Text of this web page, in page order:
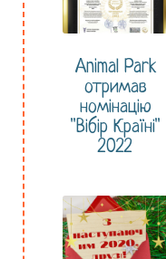
Animal Park
отримав
номінацію
"Вібір Країні"
2022